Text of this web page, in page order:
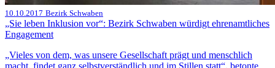
10.10.2017 Bezirk Schwaben
„Sie leben Inklusion vor“: Bezirk Schwaben würdigt ehrenamtliches
Engagement
„Vieles von dem, was unsere Gesellschaft prägt und menschlich